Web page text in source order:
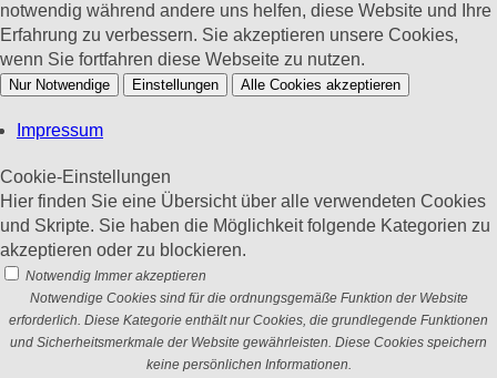
notwendig während andere uns helfen, diese Website und Ihre
Erfahrung zu verbessern. Sie akzeptieren unsere Cookies,
wenn Sie fortfahren diese Webseite zu nutzen.
Nur Notwendige Einstellungen Alle Cookies akzeptieren
Impressum
Cookie-Einstellungen
Hier finden Sie eine Übersicht über alle verwendeten Cookies
und Skripte. Sie haben die Möglichkeit folgende Kategorien zu
akzeptieren oder zu blockieren.
Notwendig Immer akzeptieren
Notwendige Cookies sind für die ordnungsgemäße Funktion der Website
erforderlich. Diese Kategorie enthält nur Cookies, die grundlegende Funktionen
und Sicherheitsmerkmale der Website gewährleisten. Diese Cookies speichern
keine persönlichen Informationen.